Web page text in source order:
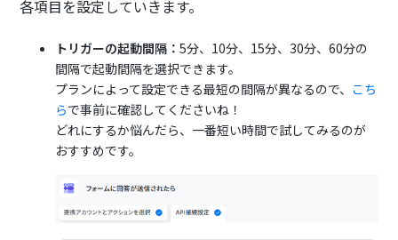
各項目を設定していきます。
トリガーの起動間隔：5分、10分、15分、30分、60分の
間隔で起動間隔を選択できます。
プランによって設定できる最短の間隔が異なるので、 こち
らで事前に確認してくださいね！
どれにするか悩んだら、一番短い時間で試してみるのが
おすすめです。